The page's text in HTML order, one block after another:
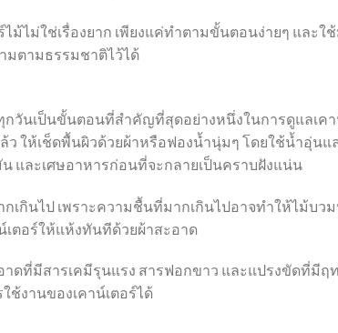
ม้ไม่ใช่เรื่องยาก เพียงแค่ทำตามขั้นตอนง่ายๆ และใ
มตามธรรมชาติไว้ได้
วันเป็นขั้นตอนที่สำคัญที่สุดอย่างหนึ่งในการดูแลเคา
ว ให้เช็ดพื้นผิวด้วยผ้าหรือฟองน้ำนุ่มๆ โดยใช้น้ำอุ่น
และเศษอาหารก่อนที่จะกลายเป็นคราบฝังแน่น
เกินไป เพราะความชื้นที่มากเกินไปอาจทำให้ไม้บว
เตอร์ให้แห้งทันทีด้วยผ้าสะอาด
ดที่มีสารเคมีรุนแรง สารฟอกขาว และแปรงขัดที่มีฤ
ช้งานของเคาน์เตอร์ได้